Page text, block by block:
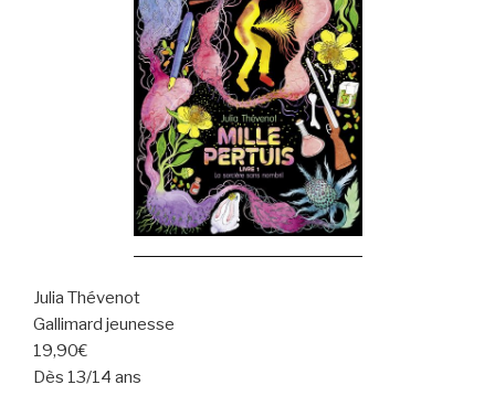
Julia Thévenot
Gallimard jeunesse
19,90€
Dès 13/14 ans